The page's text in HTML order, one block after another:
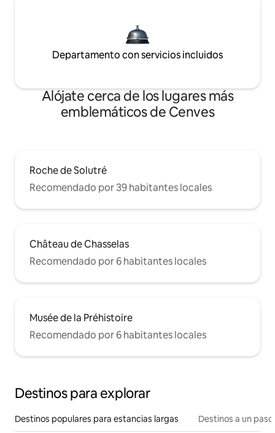
Departamento con servicios incluidos
Alójate cerca de los lugares más
emblemáticos de Cenves
Roche de Solutré
Recomendado por 39 habitantes locales
Château de Chasselas
Recomendado por 6 habitantes locales
Musée de la Préhistoire
Recomendado por 6 habitantes locales
Destinos para explorar
Destinos populares para estancias largas Destinos a un